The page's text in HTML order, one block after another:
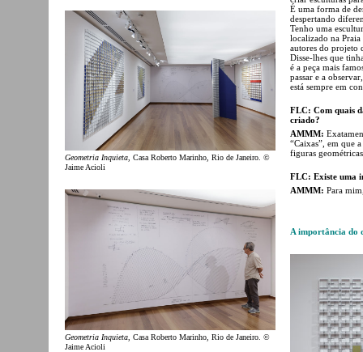
Geometria Inquieta, Casa Roberto Marinho, Rio de Janeiro. ©
Jaime Acioli
Geometria Inquieta , Casa Roberto Marinho, Rio de Janeiro. ©
Jaime Acioli
É uma forma de
despertando
Tenho uma
localizado na
autores do projeto
Disse-lhes que
é a peça mais
passar e a
está sempre em
FLC: Com quais
criado?
AMMM:
“Caixas”, em que
figuras
FLC: Existe uma
AMMM: Para
A importância do